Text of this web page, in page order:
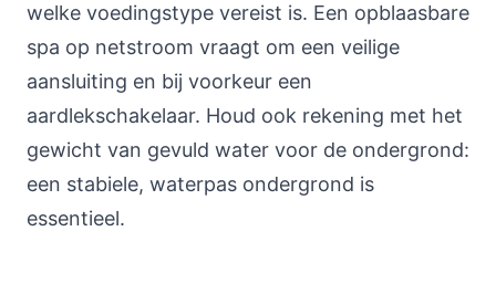
welke voedingstype vereist is. Een opblaasbare
spa op netstroom vraagt om een veilige
aansluiting en bij voorkeur een
aardlekschakelaar. Houd ook rekening met het
gewicht van gevuld water voor de ondergrond:
een stabiele, waterpas ondergrond is
essentieel.